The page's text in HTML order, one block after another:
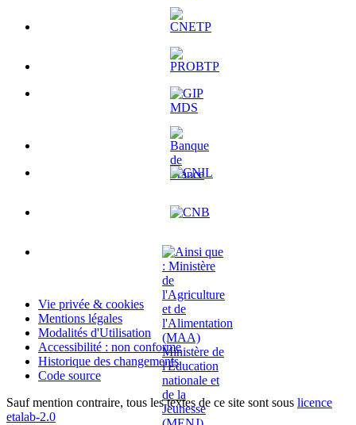
Vie privée & cookies
Mentions légales
Modalités d'Utilisation
Accessibilité : non conforme
Historique des changements
Code source
Sauf mention contraire, tous les textes de ce site sont sous licence
etalab-2.0